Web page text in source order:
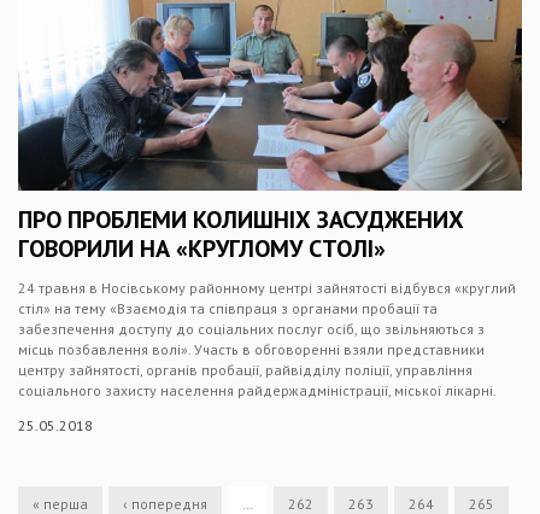
ПРО ПРОБЛЕМИ КОЛИШНІХ ЗАСУДЖЕНИХ
ГОВОРИЛИ НА «КРУГЛОМУ СТОЛІ»
24 травня в Носівському районному центрі зайнятості відбувся «круглий
стіл» на тему «Взаємодія та співпраця з органами пробації та
забезпечення доступу до соціальних послуг осіб, що звільняються з
місць позбавлення волі». Участь в обговоренні взяли представники
центру зайнятості, органів пробації, райвідділу поліції, управління
соціального захисту населення райдержадміністрації, міської лікарні.
25.05.2018
« перша ‹ попередня 262 263 264 265